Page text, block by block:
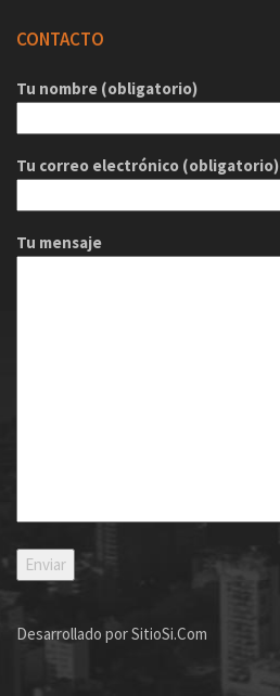
CONTACTO
Tu nombre (obligatorio)
Tu correo electrónico (obligatorio)
Tu mensaje
Desarrollado porSitioSi.Com